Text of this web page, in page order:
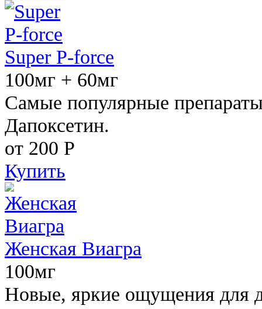
Super P-force
100мг + 60мг
Самые популярные
Дапоксетин.
от 200 Р
Купить
Женская Виагра
100мг
Новые, яркие ощущения для